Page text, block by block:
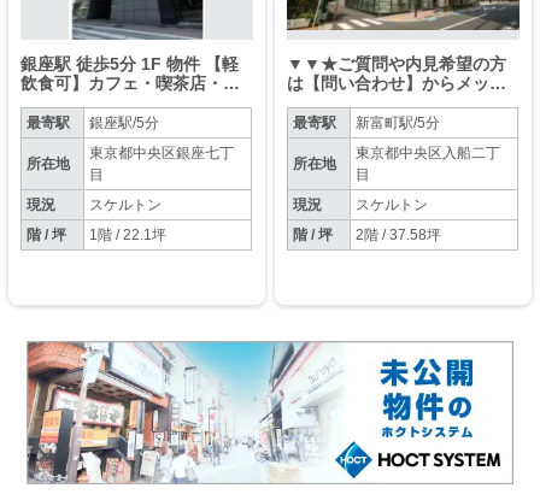
銀座駅 徒歩5分 1F 物件 【軽
飲食可】カフェ・喫茶店・バ
最寄駅 銀座駅/5分
所在地
東京都中央区銀座七丁
目
現況
スケルトン
階 / 坪
1階 / 22.1坪
▼▼★ご質問や内見希望の方
は【問い合わせ】からメッセ
電話はお控えください。▼▼
最寄駅 新富町駅/5分
所在地
東京都中央区入船二丁
目
現況
スケルトン
階 / 坪
2階 / 37.58坪